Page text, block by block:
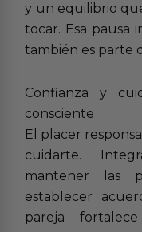
y un equilibrio
tocar. Esa pausa
también es parte
Confianza y
consciente
El placer
cuidarte.
mantener las
establecer
pareja